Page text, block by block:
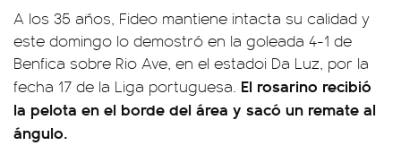
A los 35 años, Fideo mantiene intacta su calidad y
este domingo lo demostró en la goleada 4-1 de
Benfica sobre Rio Ave, en el estadoi Da Luz, por la
fecha 17 de la Liga portuguesa. El rosarino recibió
la pelota en el borde del área y sacó un remate al
ángulo.